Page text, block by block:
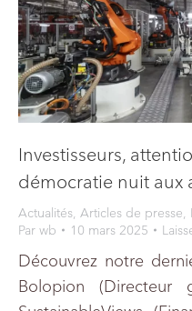
Investisseurs,
démocratie nuit aux
Actualités, Articles de presse,
Par wb 10 mars 2025
Découvrez notre
Bolopion (Directeur